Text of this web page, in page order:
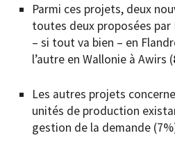
Parmi ces projets, deux
toutes deux proposées par
– si tout va bien – en
l’autre en Wallonie à Awirs (
Les autres projets
unités de production
gestion de la demande